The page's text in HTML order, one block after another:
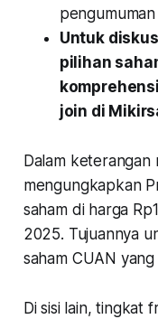
Untuk
pilihan
join di
Dalam keterangan
mengungkapkan
saham di harga
2025. Tujuannya
saham CUAN
Di sisi lain, tingkat